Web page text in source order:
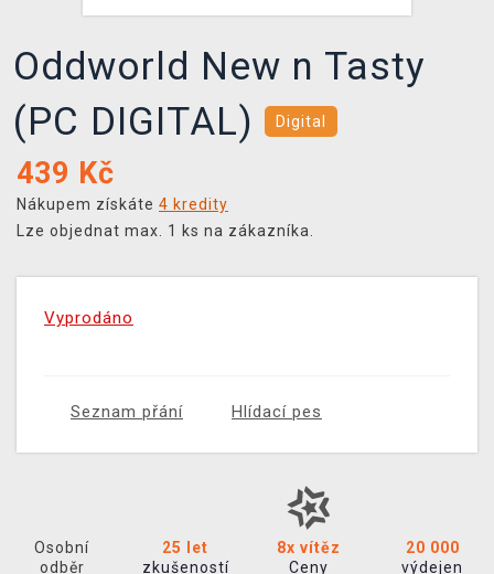
Oddworld New n Tasty
(PC DIGITAL)
Digital
439 Kč
Nákupem získáte 4 kredity
Lze objednat max. 1 ks na zákazníka.
Vyprodáno
Seznam přání Hlídací pes
Osobní
odběr
25 let
zkušeností
8x vítěz
Ceny
20 000
výdejen